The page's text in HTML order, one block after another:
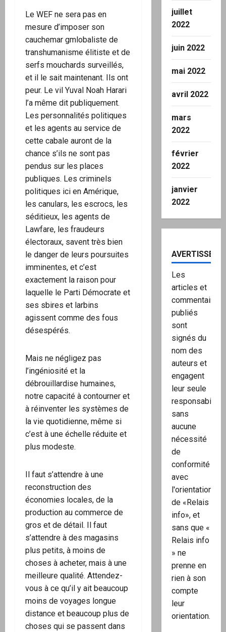
Le WEF ne sera pas en
mesure d’imposer son
cauchemar gmlobaliste de
transhumanisme élitiste et de
serfs mouchards surveillés,
et il le sait maintenant. Ils ont
peur. Le vil Yuval Noah Harari
l’a même dit publiquement.
Les personnalités politiques
et les agents au service de
cette cabale auront de la
chance s’ils ne sont pas
pendus sur les places
publiques. Les criminels
politiques ici en Amérique,
les canulars, les escrocs, les
séditieux, les agents de
Lawfare, les fraudeurs
électoraux, savent très bien
le danger de leurs poursuites
imminentes, et c’est
exactement la raison pour
laquelle le Parti Démocrate et
ses sbires et larbins
agissent comme des fous
désespérés.
Mais ne négligez pas
l’ingéniosité et la
débrouillardise humaines,
notre capacité à contourner et
à réinventer les systèmes de
la vie quotidienne, même si
c’est à une échelle réduite et
plus modeste.
Il faut s’attendre à une
reconstruction des
économies locales, de la
production au commerce de
gros et de détail. Il faut
s’attendre à des magasins
plus petits, à moins de
choses à acheter, mais à une
meilleure qualité. Attendez-
vous à ce qu’il y ait beaucoup
moins de voyages longue
distance et beaucoup plus de
choses qui se passent dans
juillet
2022
juin 2022
mai 2022
avril 2022
mars
2022
février
2022
janvier
2022
Les
articles et
commentaires
publiés
sont
signés du
nom des
auteurs et
engagent
leur seule
responsabilité,
sans
aucune
nécessité
de
conformité
avec
l'orientation
de «Relais
info», et
sans que «
Relais info
» ne
prenne en
rien à son
compte
leur
orientation.